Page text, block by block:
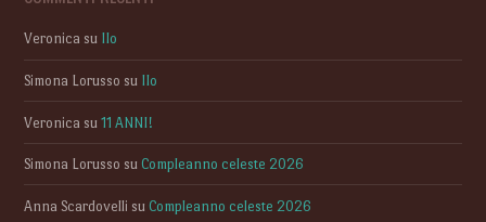
Veronica su Ilo
Simona Lorusso su Ilo
Veronica su11 ANNI!
Simona Lorusso su Compleanno celeste 2026
Anna Scardovelli su Compleanno celeste 2026